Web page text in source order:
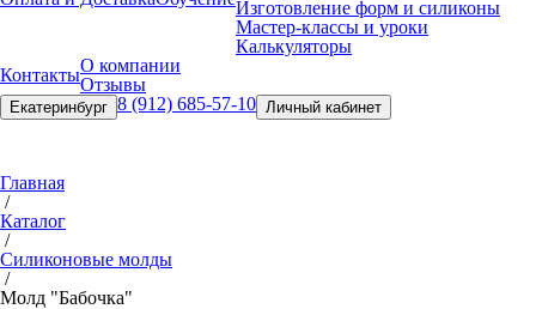
Изготовление форм и силиконы
Мастер-классы и уроки
Калькуляторы
КонтактыО компании
Отзывы
Екатеринбург 8 (912) 685-57-10 Личный кабинет
Главная
/
Каталог
/
Силиконовые молды
/
Молд "Бабочка"